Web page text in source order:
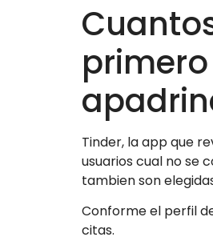
Tinder, la app que
usuarios cual no se
tambien son
Conforme el perfil
citas.